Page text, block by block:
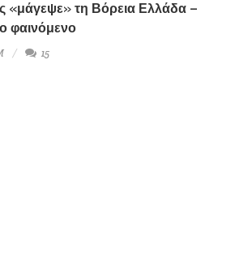
«μάγεψε» τη Βόρεια Ελλάδα –
φαινόμενο
15